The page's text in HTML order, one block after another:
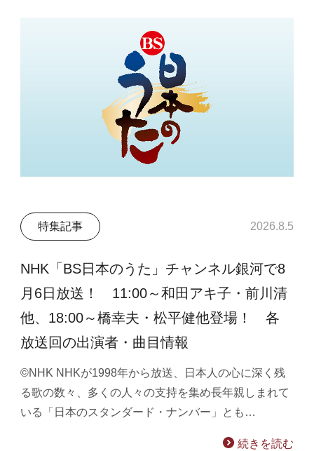
特集記事 2026.8.5
NHK「BS日本のうた」チャンネル銀河で8
月6日放送！ 11:00～和田アキ子・前川清
他、18:00～橋幸夫・松平健他登場！ 各
放送回の出演者・曲目情報
©NHK NHKが1998年から放送、日本人の心に深く残
る歌の数々、多くの人々の支持を集め長年親しまれて
いる「日本のスタンダード・ナンバー」とも…
続きを読む